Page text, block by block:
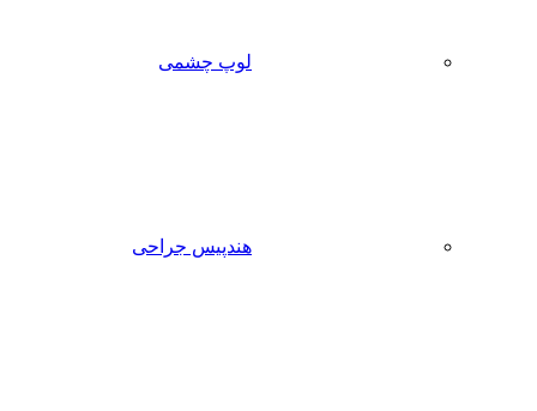
لوپ چشمی
هندپیس جراحی